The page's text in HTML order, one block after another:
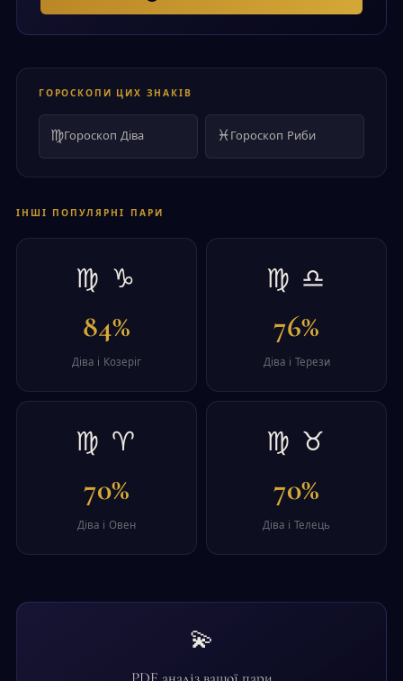
ГОРОСКОПИ ЦИХ ЗНАКІВ
♍Гороскоп Діва ♓ Гороскоп Риби
ІНШІ ПОПУЛЯРНІ ПАРИ
♍ ♑
84%
Діва і Козеріг
♍ ♎
76%
Діва і Терези
♍ ♈
70%
Діва і Овен
♍ ♉
70%
Діва і Телець
💫